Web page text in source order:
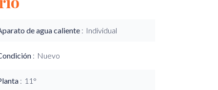
de agua caliente Individual
Nuevo
11°